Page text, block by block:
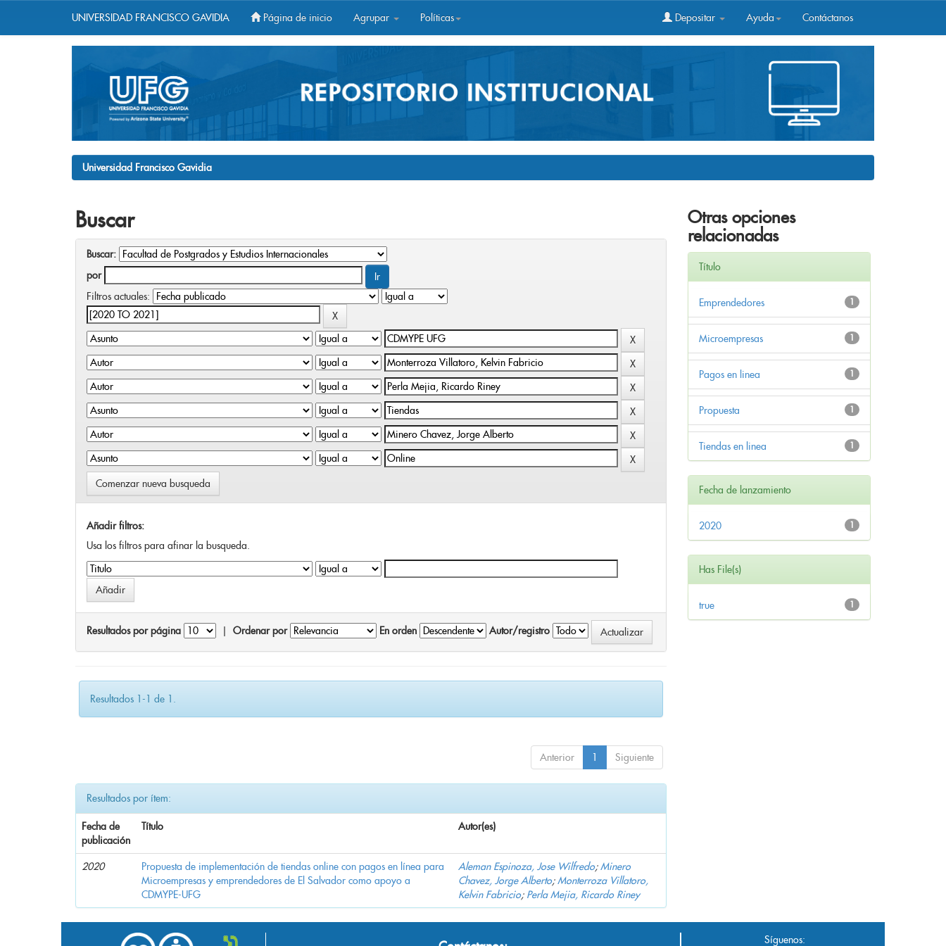
UNIVERSIDAD FRANCISCO GAVIDIA Página de inicio Agrupar Políticas Depositar Ayuda Contáctanos
Universidad Francisco Gavidia
Buscar
Buscar:
por
Filtros actuales:
Comenzar nueva busqueda
Añadir filtros:
Usa los filtros para afinar la busqueda.
Resultados por página Ordenar por En orden Autor/registro
Resultados 1-1 de 1.
Anterior 1 Siguiente
Resultados por ítem:
Fecha de
publicación
Título Autor(es)
2020
Propuesta de implementación de tiendas online con pagos en línea para
Microempresas y emprendedores de El Salvador como apoyo a
CDMYPE-UFG
Aleman Espinoza, Jose Wilfredo;Minero
Chavez, Jorge Alberto;Monterroza Villatoro,
Kelvin Fabricio; Perla Mejia, Ricardo Riney
Otras opciones
relacionadas
Título
1
Emprendedores
1
Microempresas
1
Pagos en linea
1
Propuesta
1
Tiendas en linea
Fecha de lanzamiento
1
2020
Has File(s)
1
true
Síguenos: